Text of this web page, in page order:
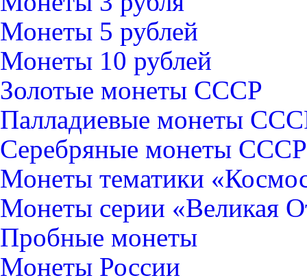
Монеты 5 рублей
Монеты 10 рублей
Золотые монеты СССР
Палладиевые монеты
Серебряные монеты CCCР
Монеты тематики
Монеты серии «Великая
Пробные монеты
Монеты России